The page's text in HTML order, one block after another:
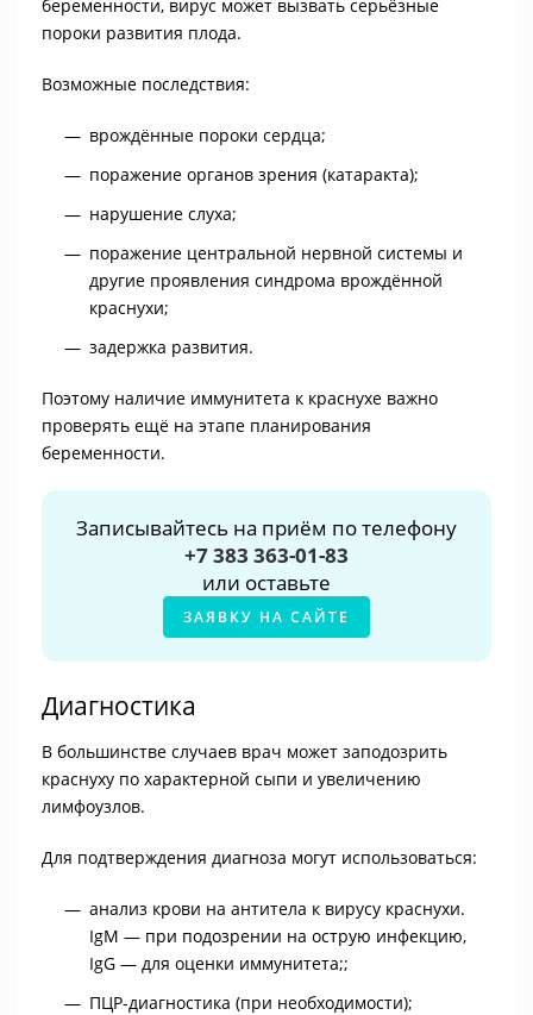
беременности, вирус может вызвать серьёзные
пороки развития плода.
Возможные последствия:
врождённые пороки сердца;
поражение органов зрения (катаракта);
нарушение слуха;
поражение центральной нервной системы и
другие проявления синдрома врождённой
краснухи;
задержка развития.
Поэтому наличие иммунитета к краснухе важно
проверять ещё на этапе планирования
беременности.
Записывайтесь на приём по телефону
+7 383 363-01-83
или оставьте
ЗАЯВКУ НА САЙТЕ
Диагностика
В большинстве случаев врач может заподозрить
краснуху по характерной сыпи и увеличению
лимфоузлов.
Для подтверждения диагноза могут использоваться:
анализ крови на антитела к вирусу краснухи.
IgM — при подозрении на острую инфекцию,
IgG — для оценки иммунитета;;
ПЦР-диагностика (при необходимости);